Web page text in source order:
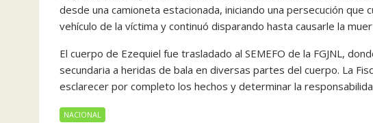
desde una camioneta estacionada, iniciando una persecución que
vehículo de la víctima y continuó disparando hasta causarle la
El cuerpo de Ezequiel fue trasladado al SEMEFO de la FGJNL,
secundaria a heridas de bala en diversas partes del cuerpo. La
esclarecer por completo los hechos y determinar la
NACIONAL